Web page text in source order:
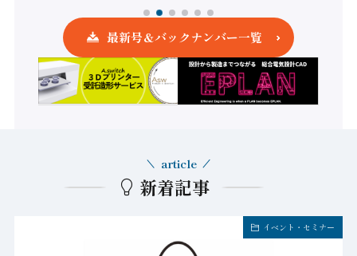
最新号＆バックナンバー一覧
新着記事
article
イベント・セミナー